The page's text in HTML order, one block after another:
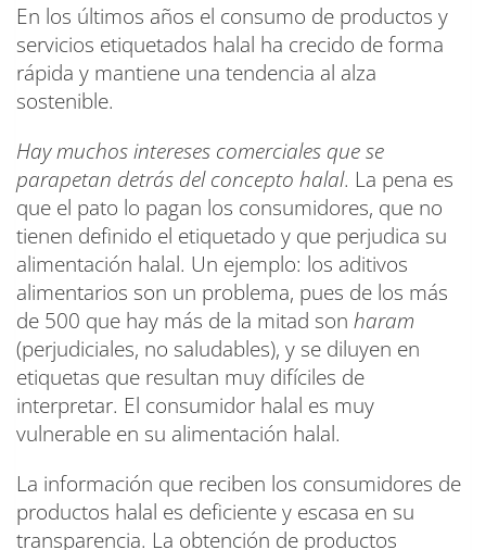
En los últimos años el consumo de productos y
servicios etiquetados halal ha crecido de forma
rápida y mantiene una tendencia al alza
sostenible.
Hay muchos intereses comerciales que se
parapetan detrás del concepto halal. La pena es
que el pato lo pagan los consumidores, que no
tienen definido el etiquetado y que perjudica su
alimentación halal. Un ejemplo: los aditivos
alimentarios son un problema, pues de los más
de 500 que hay más de la mitad son haram
(perjudiciales, no saludables), y se diluyen en
etiquetas que resultan muy difíciles de
interpretar. El consumidor halal es muy
vulnerable en su alimentación halal.
La información que reciben los consumidores de
productos halal es deficiente y escasa en su
transparencia. La obtención de productos